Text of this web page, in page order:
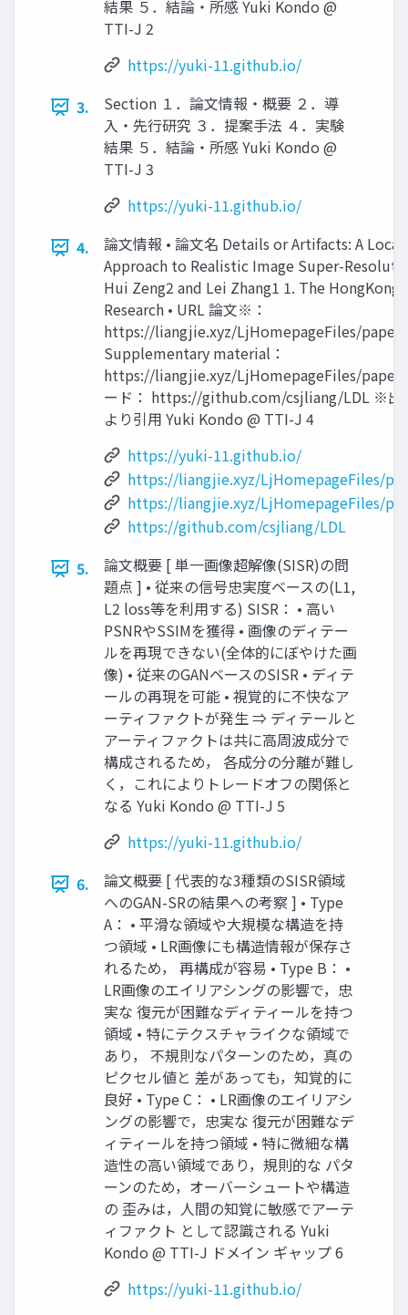
結果 ５．結論・所感 Yuki Kondo @
TTI-J 2
https://yuki-11.github.io/
3.
Section １．論文情報・概要 ２．導
入・先行研究 ３．提案手法 ４．実験
結果 ５．結論・所感 Yuki Kondo @
TTI-J 3
https://yuki-11.github.io/
4.
論文情報 • 論文名 Details or Artifacts: A
Approach to Realistic Image Super-
Hui Zeng2 and Lei Zhang1 1. The
Research • URL 論文※：
https://liangjie.xyz/LjHomepageFiles/
Supplementary material：
https://liangjie.xyz/LjHomepageFiles/
ード： https://github.com/csjliang/LDL ※出
より引用 Yuki Kondo @ TTI-J 4
https://yuki-11.github.io/
https://liangjie.xyz/LjHomepageFiles/
https://liangjie.xyz/LjHomepageFiles/
https://github.com/csjliang/LDL
5.
論文概要 [ 単一画像超解像(SISR)の問
題点 ] • 従来の信号忠実度ベースの(L1,
L2 loss等を利用する) SISR： • 高い
PSNRやSSIMを獲得 • 画像のディテー
ルを再現できない(全体的にぼやけた画
像) • 従来のGANベースのSISR • ディテ
ールの再現を可能 • 視覚的に不快なア
ーティファクトが発生 ⇒ ディテールと
アーティファクトは共に高周波成分で
構成されるため， 各成分の分離が難し
く，これによりトレードオフの関係と
なる Yuki Kondo @ TTI-J 5
https://yuki-11.github.io/
6.
論文概要 [ 代表的な3種類のSISR領域
へのGAN-SRの結果への考察 ] • Type
A： • 平滑な領域や大規模な構造を持
つ領域 • LR画像にも構造情報が保存さ
れるため， 再構成が容易 • Type B： •
LR画像のエイリアシングの影響で，忠
実な 復元が困難なディティールを持つ
領域 • 特にテクスチャライクな領域で
あり， 不規則なパターンのため，真の
ピクセル値と 差があっても，知覚的に
良好 • Type C： • LR画像のエイリアシ
ングの影響で，忠実な 復元が困難なデ
ィティールを持つ領域 • 特に微細な構
造性の高い領域であり，規則的な パタ
ーンのため，オーバーシュートや構造
の 歪みは，人間の知覚に敏感でアーテ
ィファクト として認識される Yuki
Kondo @ TTI-J ドメイン ギャップ 6
https://yuki-11.github.io/